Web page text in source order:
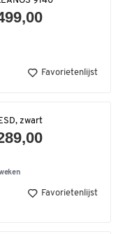
Favorietenlijst
zwart
Favorietenlijst